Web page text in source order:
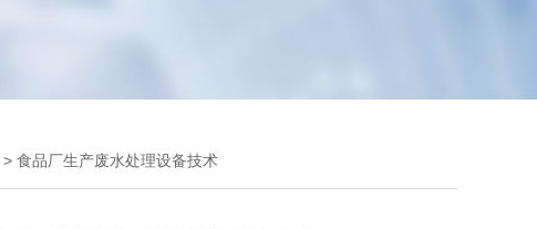
> 食品厂生产废水处理设备技术